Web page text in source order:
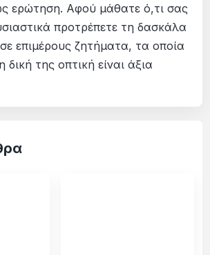
ερώτηση. Αφού μάθατε ό,τι σας
προτρέπετε τη δασκάλα
επιμέρους ζητήματα, τα οποία
της οπτική είναι άξια